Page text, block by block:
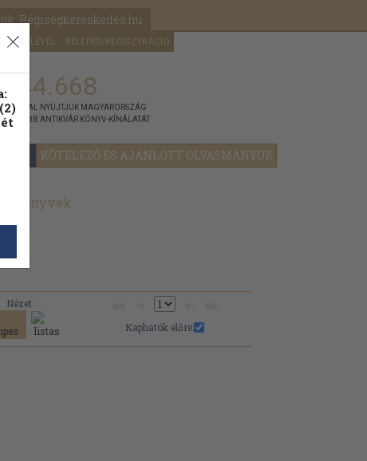
Régiségkereskedés.hu
HÍRLEVÉL BELÉPÉS/REGISZTRÁCIÓ
KÖTELEZŐ ÉS AJÁNLOTT OLVASMÁNYOK
NYÚJTJUK MAGYARORSZÁG
ANTIKVÁR KÖNYV-KÍNÁLATÁT
könyvek
Nézet:
Kaphatók előre: